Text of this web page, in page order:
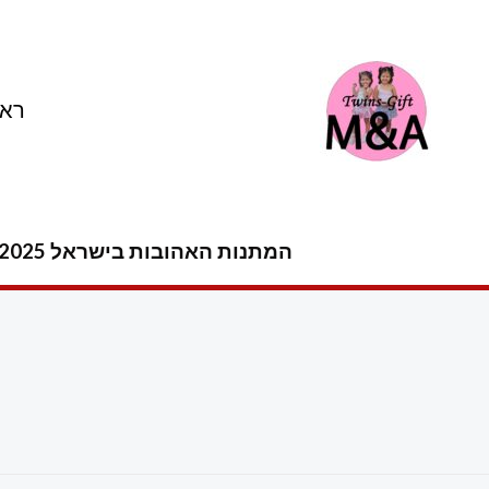
המתנות האהובות בישראל 2025 -2026